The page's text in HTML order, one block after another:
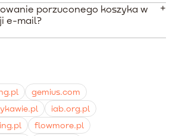
złotych miesięcznie, natomiast
systemu dla średniej firmy to
polecanym narzędziem do
opcje analityki predykcyjnej.
porzuconego koszyka w
e-mail?
sekwencja wiadomości wysyłana do
znaczną część niedokończonych
generując największy zwrot z
gemius.com
iab.org.pl
flowmore.pl